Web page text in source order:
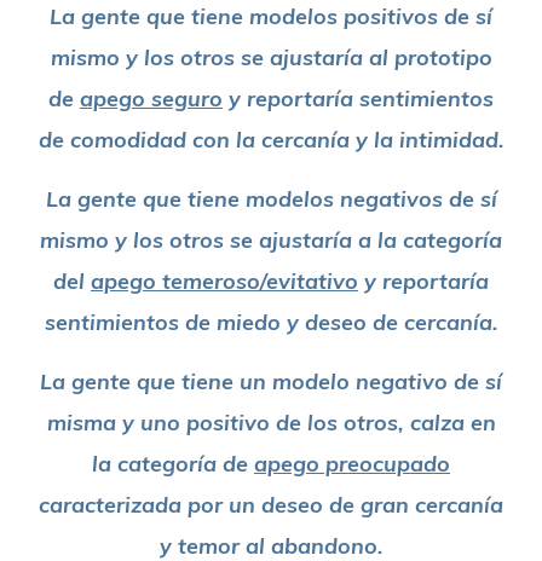
La gente que tiene modelos positivos de sí
mismo y los otros se ajustaría al prototipo
de apego seguro y reportaría sentimientos
de comodidad con la cercanía y la intimidad.
La gente que tiene modelos negativos de sí
mismo y los otros se ajustaría a la categoría
del apego temeroso/evitativo y reportaría
sentimientos de miedo y deseo de cercanía.
La gente que tiene un modelo negativo de sí
misma y uno positivo de los otros, calza en
la categoría de apego preocupado
caracterizada por un deseo de gran cercanía
y temor al abandono.